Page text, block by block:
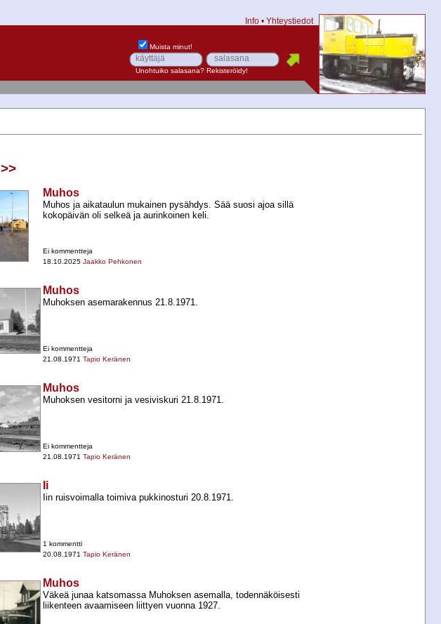
Info • Yhteystiedot
Muista minut!
Unohtuiko salasana? Rekisteröidy!
>>
Muhos
Muhos ja aikataulun mukainen pysähdys. Sää suosi ajoa sillä
kokopäivän oli selkeä ja aurinkoinen keli.
Ei kommentteja
18.10.2025 Jaakko Pehkonen
Muhos
Muhoksen asemarakennus 21.8.1971.
Ei kommentteja
21.08.1971 Tapio Keränen
Muhos
Muhoksen vesitorni ja vesiviskuri 21.8.1971.
Ei kommentteja
21.08.1971 Tapio Keränen
Ii
Iin ruisvoimalla toimiva pukkinosturi 20.8.1971.
1 kommentti
20.08.1971 Tapio Keränen
Muhos
Väkeä junaa katsomassa Muhoksen asemalla, todennäköisesti
liikenteen avaamiseen liittyen vuonna 1927.